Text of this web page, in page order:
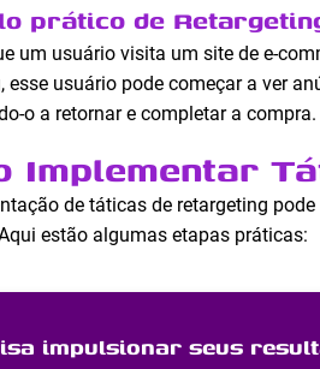
prático de
um usuário visita um site de e-
esse usuário pode começar a ver
o a retornar e completar a compra.
Implementar
de táticas de retargeting
estão algumas etapas práticas:
impulsionar seus